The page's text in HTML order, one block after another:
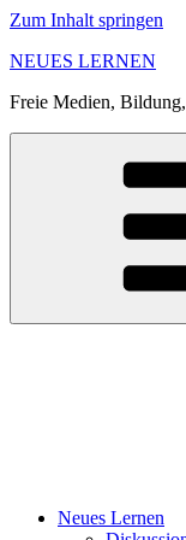
Zum Inhalt springen
NEUES LERNEN
Freie Medien,
Neues Lernen